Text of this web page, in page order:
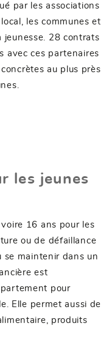
par les associations
les communes et
jeunesse. 28 contrats
avec ces partenaires
au plus près
les jeunes
voire 16 ans pour les
ou de défaillance
se maintenir dans un
est
pour
Elle permet aussi de
produits